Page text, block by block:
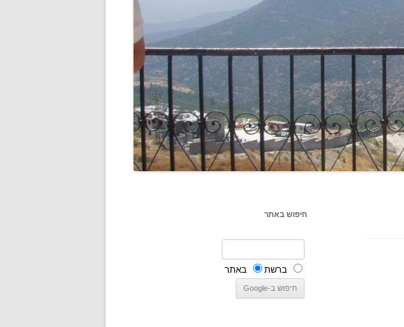
חיפוש באתר
ברשת באתר